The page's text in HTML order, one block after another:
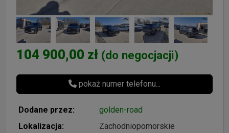
104 900,00 zł (do negocjacji)
pokaż numer telefonu...
Dodane przez:
golden-road
Lokalizacja:
Zachodniopomorskie